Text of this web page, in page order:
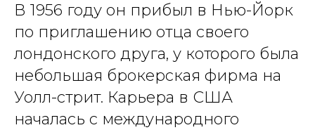
В 1956 году он прибыл в Нью-Йорк
по приглашению отца своего
лондонского друга, у которого была
небольшая брокерская фирма на
Уолл-стрит. Карьера в США
началась с международного